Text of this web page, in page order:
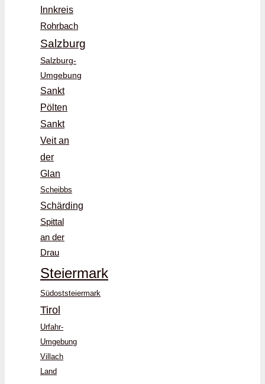
Innkreis
Rohrbach
Salzburg
Salzburg-
Umgebung
Sankt
Pölten
Sankt
Veit an
der
Glan
Scheibbs
Schärding
Spittal
an der
Drau
Steiermark
Südoststeiermark
Tirol
Urfahr-
Umgebung
Villach
Land